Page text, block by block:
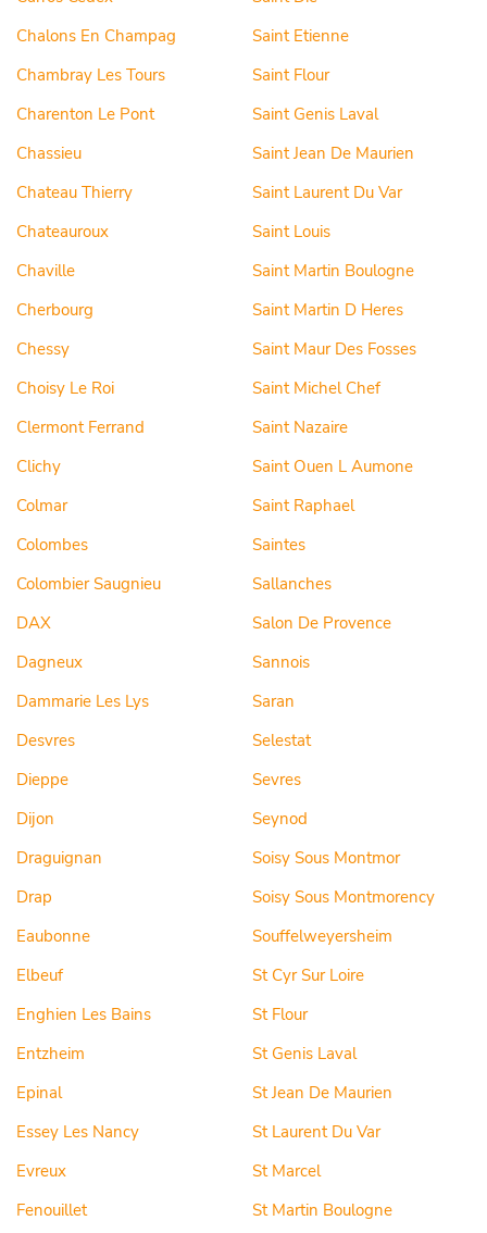
Chalons En Champag
Chambray Les Tours
Charenton Le Pont
Chassieu
Chateau Thierry
Chateauroux
Chaville
Cherbourg
Chessy
Choisy Le Roi
Clermont Ferrand
Clichy
Colmar
Colombes
Colombier Saugnieu
DAX
Dagneux
Dammarie Les Lys
Desvres
Dieppe
Dijon
Draguignan
Drap
Eaubonne
Elbeuf
Enghien Les Bains
Entzheim
Epinal
Essey Les Nancy
Evreux
Fenouillet
Saint Etienne
Saint Flour
Saint Genis Laval
Saint Jean De Maurien
Saint Laurent Du Var
Saint Louis
Saint Martin Boulogne
Saint Martin D Heres
Saint Maur Des Fosses
Saint Michel Chef
Saint Nazaire
Saint Ouen L Aumone
Saint Raphael
Saintes
Sallanches
Salon De Provence
Sannois
Saran
Selestat
Sevres
Seynod
Soisy Sous Montmor
Soisy Sous Montmorency
Souffelweyersheim
St Cyr Sur Loire
St Flour
St Genis Laval
St Jean De Maurien
St Laurent Du Var
St Marcel
St Martin Boulogne